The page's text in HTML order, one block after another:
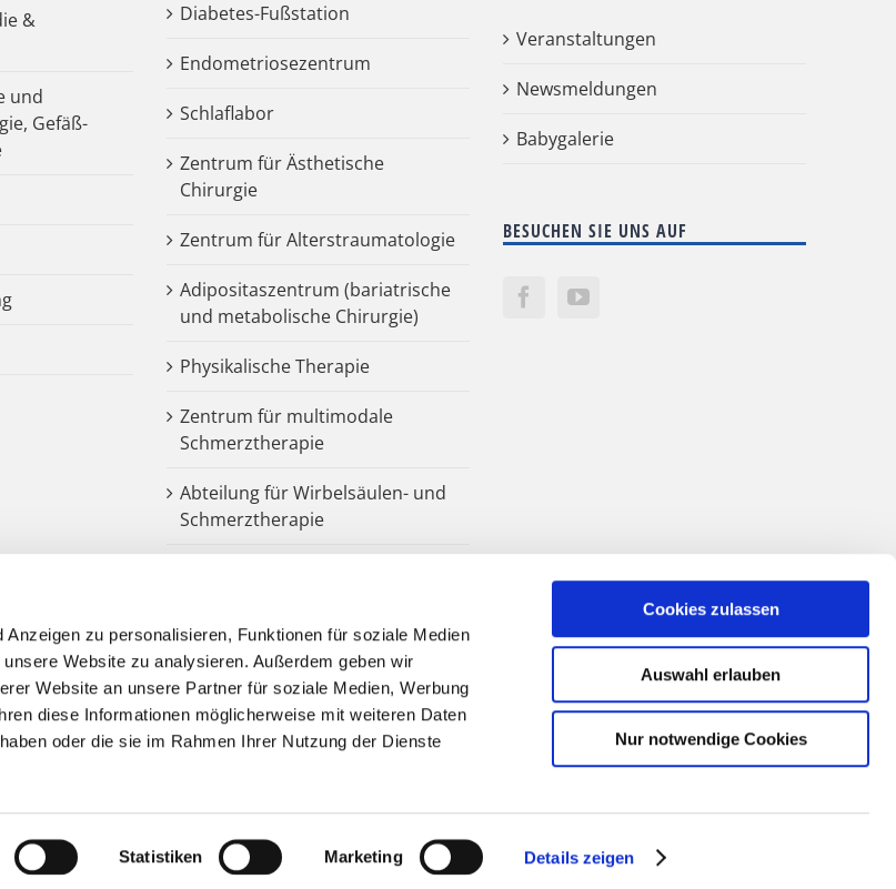
zu personalisieren, Funktionen für soziale Medien
Website zu analysieren. Außerdem geben wir
Website an unsere Partner für soziale Medien, Werbung
diese Informationen möglicherweise mit weiteren Daten
oder die sie im Rahmen Ihrer Nutzung der Dienste
Statistiken Marketing Details zeigen
Cookies zulassen
Auswahl erlauben
Nur notwendige Cookies
&
und
Gefäß-
Diabetes-Fußstation
Endometriosezentrum
Schlaflabor
Zentrum für Ästhetische
Chirurgie
Zentrum für Alterstraumatologie
Adipositaszentrum (bariatrische
und metabolische Chirurgie)
Physikalische Therapie
Zentrum für multimodale
Schmerztherapie
Abteilung für Wirbelsäulen- und
Schmerztherapie
Notarztstandort
Kooperationspartner
Veranstaltungen
Newsmeldungen
Babygalerie
BESUCHEN SIE UNS AUF